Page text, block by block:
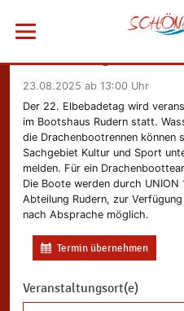
Menü öffnen
Vorheriges Bild
Sie befinden sich hier
23.08.2025 ab 13:00 Uhr
Der 22. Elbebadetag wird
im Bootshaus Rudern statt.
die Drachenbootrennen können
Sachgebiet Kultur und Sport
melden. Für ein
Die Boote werden durch UNION
Abteilung Rudern, zur
nach Absprache möglich.
Termin übernehmen
Veranstaltungsort(e)